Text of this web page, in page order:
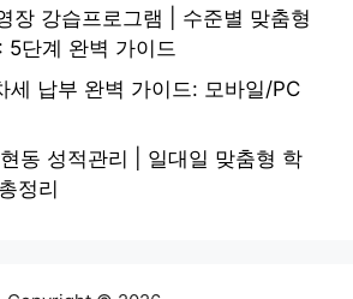
장 강습프로그램 | 수준별 맞춤형
5단계 완벽 가이드
세 납부 완벽 가이드: 모바일/PC
동 성적관리 | 일대일 맞춤형 학
정리